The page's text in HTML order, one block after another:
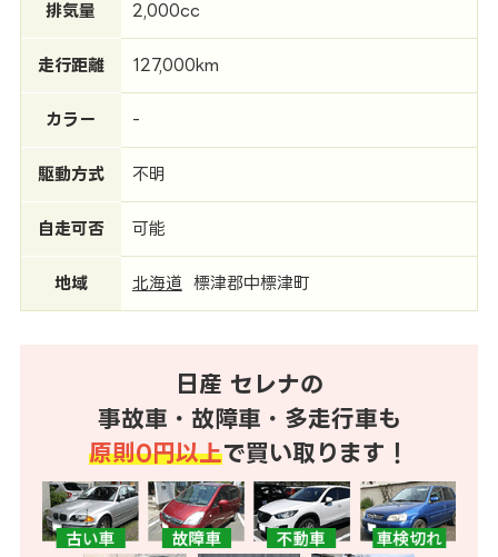
排気量 2,000cc
走行距離 127,000km
カラー -
駆動方式 不明
自走可否 可能
地域 北海道 標津郡中標津町
日産 セレナの
事故車・故障車・多走行車も
原則0円以上で買い取ります！